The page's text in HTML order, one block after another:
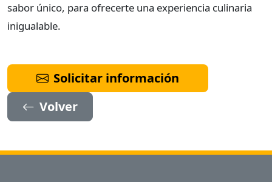
sabor único, para ofrecerte una experiencia culinaria
inigualable.
Solicitar información
Volver